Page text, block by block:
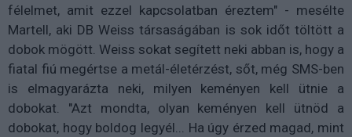
félelmet, amit ezzel kapcsolatban éreztem" - mesélte
Martell, aki DB Weiss társaságában is sok időt töltött a
dobok mögött. Weiss sokat segített neki abban is, hogy a
fiatal fiú megértse a metál-életérzést, sőt, még SMS-ben
is elmagyarázta neki, milyen keményen kell ütnie a
dobokat. "Azt mondta, olyan keményen kell ütnöd a
dobokat, hogy boldog legyél... Ha úgy érzed magad, mint